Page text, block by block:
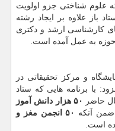
علوم شناختی جزو اولویت
باز علاوه بر ایجاد رشته
كارشناسی ارشد و دكتری
به عمل آمده است.
اشاره به راه اندازی ۴۰ آزمایشگاه و مركز تحقیقاتی در
با برنامه هایی كه ستاد
حاضر
۵۰ هزار دانش آموز
ضمن آنكه
۵۰ انجمن مغز و
است.